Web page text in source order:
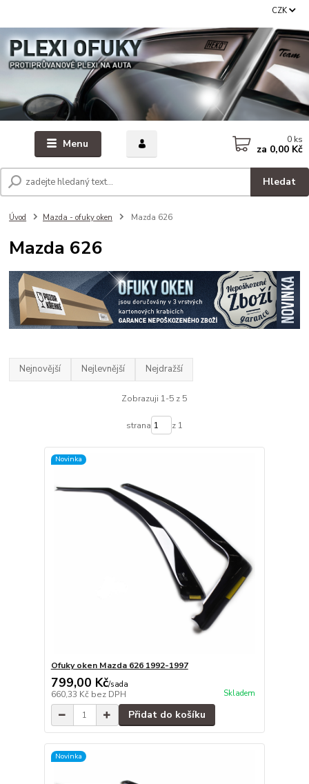
Menu
CZK
Hledat
0 ks
za 0,00 Kč
Úvod Mazda - ofuky oken Mazda 626
Mazda 626
Nejnovější Nejlevnější Nejdražší
Zobrazuji 1-5 z 5
strana z 1
Novinka
Ofuky oken Mazda 626 1992-1997
799,00 Kč/sada
660,33 Kč bez DPH Skladem
Přidat do košíku
Novinka